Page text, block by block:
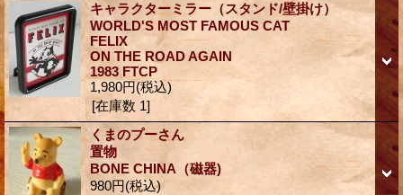
キャラクターミラー（スタンド/壁掛け）
WORLD'S MOST FAMOUS CAT
FELIX
ON THE ROAD AGAIN
1983 FTCP
1,980円(税込)
[在庫数 1]
くまのプーさん
置物
BONE CHINA（磁器)
980円(税込)